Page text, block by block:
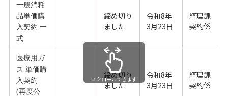
一般消耗
品単価購
入契約 一
式
締め切り
ました
令和8年
3月23日
経理課
契約係
医療用ガ
ス 単価購
入契約
(再度公
締め切り
ました
令和8年
3月23日
経理課
契約係
スクロールできます